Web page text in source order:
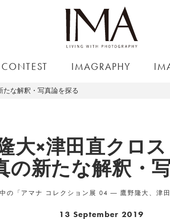
CONTEST IMAGRAPHY
な解釈・写真論を探る
大×津田直クロス
の新たな解釈・
の「アマナ コレクション展 04 ― 鷹野隆大、津田
13 September 2019